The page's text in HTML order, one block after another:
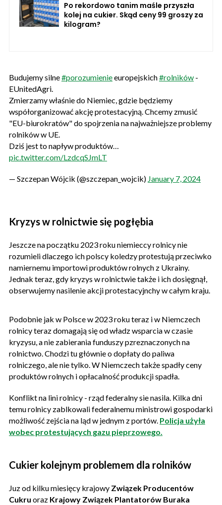
Po rekordowo tanim maśle przyszła
kolej na cukier. Skąd ceny 99 groszy za
kilogram?
Budujemy silne#porozumienieeuropejskich#rolników -
EUnitedAgri.
Zmierzamy właśnie do Niemiec, gdzie będziemy
współorganizować akcję protestacyjną. Chcemy zmusić
"EU-biurokratów" do spojrzenia na najważniejsze problemy
rolników w UE.
Dziś jest to napływ produktów…
pic.twitter.com/LzdcqSJmLT
— Szczepan Wójcik (@szczepan_wojcik) January 7, 2024
Kryzys w rolnictwie się pogłębia
Jeszcze na początku 2023 roku niemieccy rolnicy nie
rozumieli dlaczego ich polscy koledzy protestują przeciwko
namiernemu importowi produktów rolnych z Ukrainy.
Jednak teraz, gdy kryzys w rolnictwie także i ich dosięgnął,
obserwujemy nasilenie akcji protestacyjnchy w całym kraju.
Podobnie jak w Polsce w 2023 roku teraz i w Niemczech
rolnicy teraz domagają się od władz wsparcia w czasie
kryzysu, a nie zabierania funduszy pzreznaczonych na
rolnictwo. Chodzi tu głównie o dopłaty do paliwa
rolniczego, ale nie tylko. W Niemczech także spadły ceny
produktów rolnych i opłacalność produkcji spadła.
Konflikt na lini rolnicy - rząd federalny sie nasila. Kilka dni
temu rolnicy zablkowali federalnemu ministrowi gospodarki
możliwość zejścia na ląd w jednym z portów. Policja użyła
wobec protestujących gazu pieprzowego.
Cukier kolejnym problemem dla rolników
Juz od kilku miesięcy krajowy Związek Producentów
Cukru oraz Krajowy Związek Plantatorów Buraka